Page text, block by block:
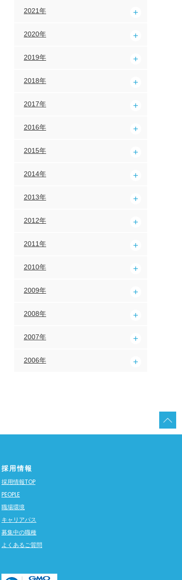
2021年
2020年
2019年
2018年
2017年
2016年
2015年
2014年
2013年
2012年
2011年
2010年
2009年
2008年
2007年
2006年
採用情報
採用情報TOP
PEOPLE
職場環境
キャリアパス
募集中の職種
よくあるご質問